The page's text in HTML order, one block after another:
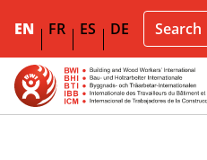
EN FR ES DE